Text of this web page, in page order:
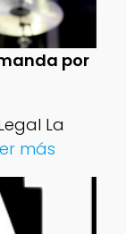
por
La
más